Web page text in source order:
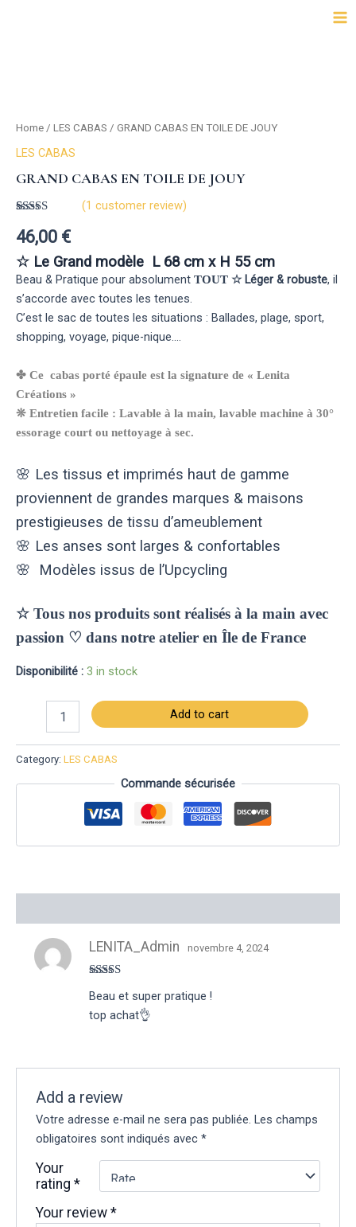
Home / LES CABAS / GRAND CABAS EN TOILE DE JOUY
LES CABAS
GRAND CABAS EN TOILE DE JOUY
out of 5
based on
customer
rating
(1 customer review)
46,00 €
☆ Le Grand modèle L 68 cm x H 55 cm
Beau & Pratique pour absolument TOUT ☆ Léger & robuste, il
s’accorde avec toutes les tenues.
C’est le sac de toutes les situations : Ballades, plage, sport,
shopping, voyage, pique-nique….
✤ Ce cabas porté épaule est la signature de « Lenita
Créations »
❊ Entretien facile : Lavable à la main, lavable machine à 30°
essorage court ou nettoyage à sec.
🌸 Les tissus et imprimés haut de gamme
proviennent de grandes marques & maisons
prestigieuses de tissu d’ameublement
🌸 Les anses sont larges & confortables
🌸 Modèles issus de l’Upcycling
☆ Tous nos produits sont réalisés à la main avec
passion ♡ dans notre atelier en Île de France
Disponibilité : 3 in stock
DE
quantity
Add to cart
Category: LES CABAS
Commande sécurisée
of 5
LENITA_Admin novembre 4, 2024
Beau et super pratique !
top achat👌
Add a review
Votre adresse e-mail ne sera pas publiée. Les champs
obligatoires sont indiqués avec*
Your
rating*
Your review*